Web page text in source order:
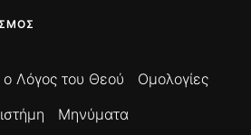
ο Λόγος του Θεού
Ομολογίες
Μηνύματα